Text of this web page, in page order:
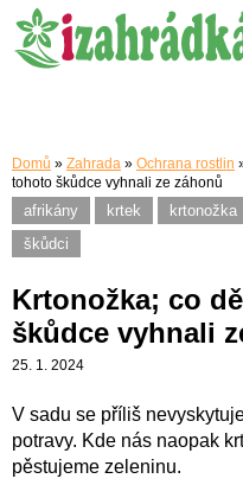
Domů » Zahrada » Ochrana rostlin
tohoto škůdce vyhnali ze záhonů
afrikány krtek krtonožka
škůdci
Krtonožka; co
škůdce vyhnali
25. 1. 2024
V sadu se příliš
potravy. Kde nás naopak
pěstujeme zeleninu.